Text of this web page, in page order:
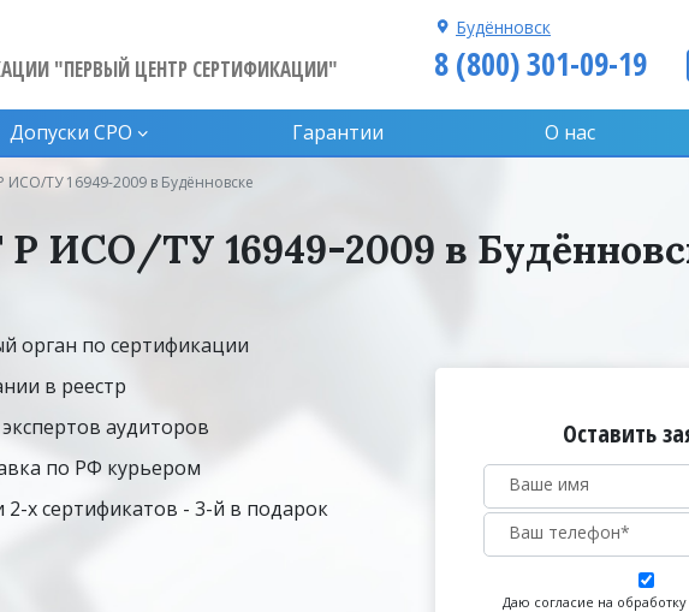
"ПЕРВЫЙ ЦЕНТР СЕРТИФИКАЦИИ"
Будённовск
8 (800) 301-09-19
Допуски CPO Гарантии О нас
ИСО/ТУ 16949-2009 в Будённовске
ИСО/ТУ 16949-2009 в
орган по сертификации
в реестр
аудиторов
по РФ курьером
х сертификатов - 3-й в подарок
Оставить
Даю согласие на